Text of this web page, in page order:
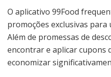
O aplicativo 99Food
promoções exclusivas
Além de promessas de
encontrar e aplicar cupons
economizar